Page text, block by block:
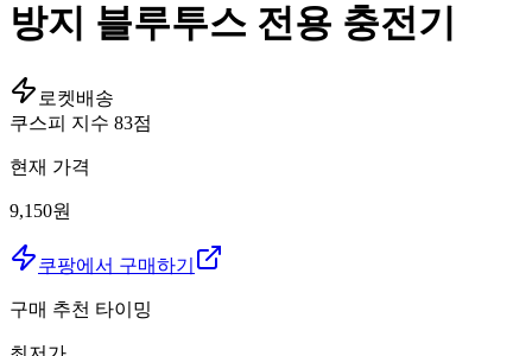
방지 블루투스 전용 충전기
로켓배송
쿠스피 지수 83점
현재 가격
9,150원
쿠팡에서 구매하기
구매 추천 타이밍